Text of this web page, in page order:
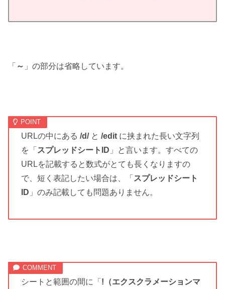
「 ～ 」の部分は省略しています。
URLの中にある /d/ と /edit に挟まれた長い文字列
を「 スプレッドシートID 」と言います。すべての
URLを記載すると数式がとても長くなりますの
で、短く表記したい場合は、「 スプレッドシート
ID 」のみ記載しても問題ありません。
シートと範囲の間に「 !（エクスクラメーションマ